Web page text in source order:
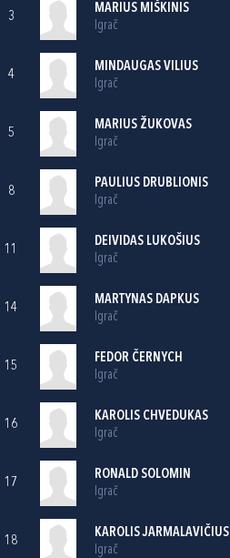
3
MARIUS MIŠKINIS
Igrač
4
MINDAUGAS VILIUS
Igrač
5
MARIUS ŽUKOVAS
Igrač
8
PAULIUS DRUBLIONIS
Igrač
11
DEIVIDAS LUKOŠIUS
Igrač
14
MARTYNAS DAPKUS
Igrač
15
FEDOR ČERNYCH
Igrač
16
KAROLIS CHVEDUKAS
Igrač
17
RONALD SOLOMIN
Igrač
18
KAROLIS JARMALAVIČIUS
Igrač